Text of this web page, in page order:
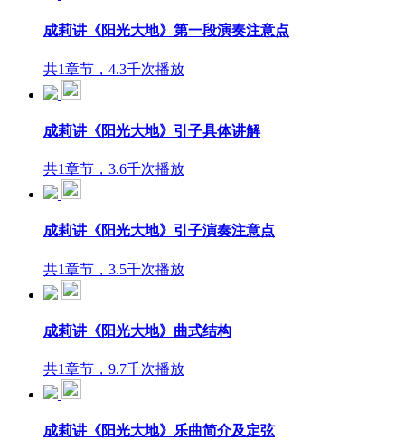
成莉讲《阳光大地》第一段演奏注意点
共1章节，4.3千次播放
成莉讲《阳光大地》引子具体讲解
共1章节，3.6千次播放
成莉讲《阳光大地》引子演奏注意点
共1章节，3.5千次播放
成莉讲《阳光大地》曲式结构
共1章节，9.7千次播放
成莉讲《阳光大地》乐曲简介及定弦